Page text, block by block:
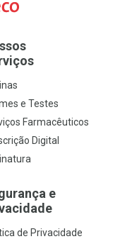
e Testes
Farmacêuticos
Digital
e
de Privacidade